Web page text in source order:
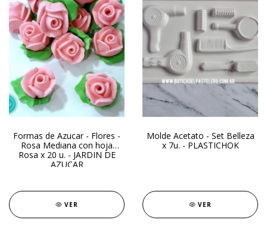
Formas de Azucar - Flores -
Rosa Mediana con hoja
Rosa x 20 u. - JARDIN DE
AZUCAR
VER
Molde Acetato - Set Belleza
x 7u. - PLASTICHOK
VER